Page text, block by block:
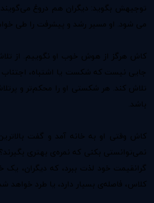
توجیهش بگوید: دیگران هم دروغ
می شود. او مسیر رشد و پیشرفت را طی
کاش هرگز از هوش خوب او نگوییم. از
جایی نیست که شکست یا اشتباه، اجتناب
تلاش کند. هر شکستی او را محکم‌تر و
باشد.
کاش وقتی او به خانه آمد و گفت
نمی‌توانستی بکنی که نمره‌ی بهتری
گرانقیمت خود لذت ببرد، که دیگران،
کلاس، فاصله‌ی بسیار دارد، یا طرد خواهد